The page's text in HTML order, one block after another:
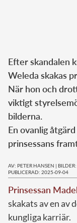
Efter skandalen
Weleda skakas
När hon och
viktigt
bilderna.
En ovanlig
prinsessans
AV: PETER HANSEN |
PUBLICERAD: 2025-09-04
Prinsessan
skakats av en av
kungliga karriär.